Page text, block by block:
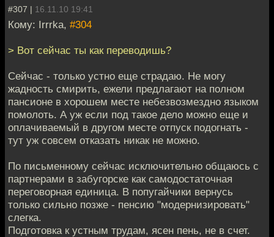
#307 | 16.11.10 19:41
Кому: Irrrka, #304
> Вот сейчас ты как переводишь?
Сейчас - только устно еще страдаю. Не могу
жадность смирить, ежели предлагают на полном
пансионе в хорошем месте небезвозмездно языком
помолоть. А уж если под такое дело можно еще и
оплачиваемый в другом месте отпуск подогнать -
тут уж совсем отказать никак не можно.
По письменному сейчас исключительно общаюсь с
партнерами в забугорске как самодостаточная
переговорная единица. В попугайчики вернусь
только сильно позже - пенсию "модернизировать"
слегка.
Подготовка к устным трудам, ясен пень, не в счет.